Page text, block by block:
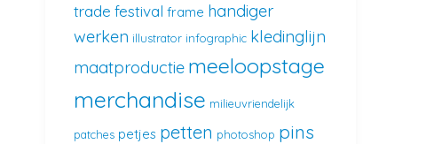
trade festival frame handiger
werken illustrator infographic kledinglijn
maatproductie meeloopstage
merchandise milieuvriendelijk
patches petjes petten photoshop pins